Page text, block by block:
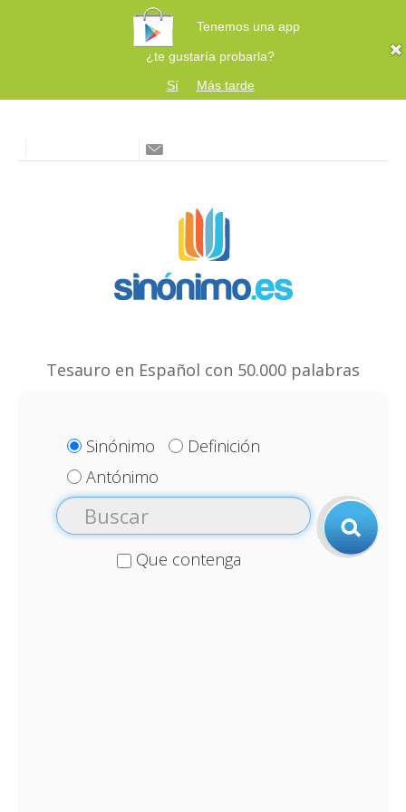
Tenemos una app
¿te gustaría probarla?
Sí
Más tarde
Tesauro en Español con 50.000 palabras
Sinónimo
Definición
Antónimo
Que contenga